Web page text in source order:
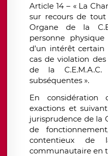
Article 14 – « La
sur recours de
Organe de la
personne
d’un intérêt
cas de violation
de la
subséquentes ».
En
exactions et
jurisprudence de la
de
contentieux de
communautaire en